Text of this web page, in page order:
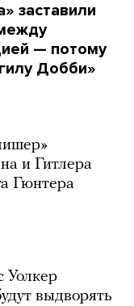
заставили
— потому
Добби»
и Гитлера
Гюнтера
Уолкер
выдворять